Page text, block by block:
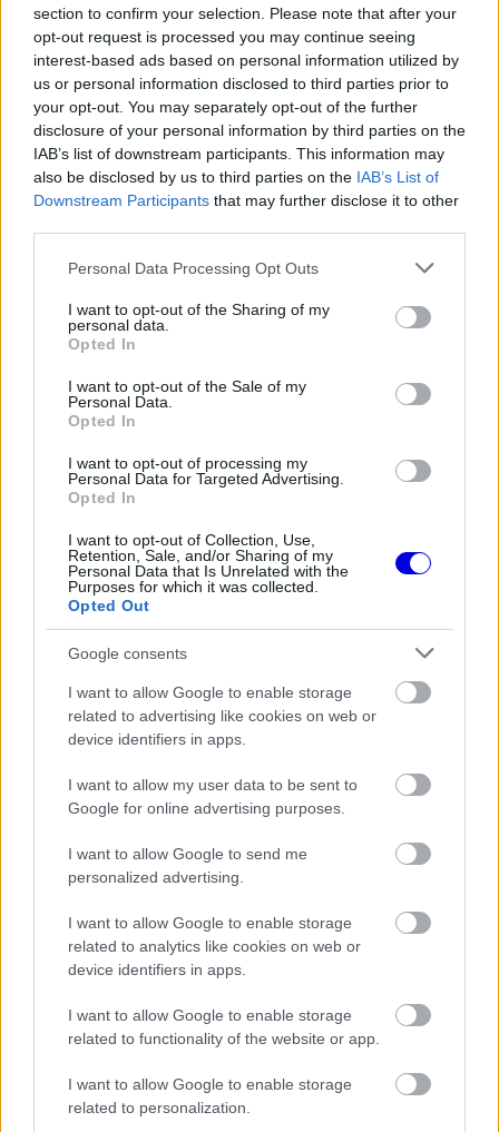
section to confirm your selection. Please note that after your
opt-out request is processed you may continue seeing
interest-based ads based on personal information utilized by
us or personal information disclosed to third parties prior to
your opt-out. You may separately opt-out of the further
disclosure of your personal information by third parties on the
IAB’s list of downstream participants. This information may
also be disclosed by us to third parties on the IAB’s List of
Downstream Participants that may further disclose it to other
Please note that this website/app uses one or more Google
not limited to your visit or usage behaviour. You may click to
grant or deny consent to Google and its third-party tags to
use your data for below specified purposes in below Google
consent section.
Personal Data Processing Opt Outs
I want to opt-out of the Sharing of my
personal data.
Opted In
I want to opt-out of the Sale of my
Personal Data.
Opted In
I want to opt-out of processing my
Personal Data for Targeted Advertising.
Opted In
I want to opt-out of Collection, Use,
Retention, Sale, and/or Sharing of my
Personal Data that Is Unrelated with the
Purposes for which it was collected.
Opted Out
Google consents
I want to allow Google to enable storage
related to advertising like cookies on web or
device identifiers in apps.
I want to allow my user data to be sent to
Google for online advertising purposes.
I want to allow Google to send me
personalized advertising.
I want to allow Google to enable storage
related to analytics like cookies on web or
device identifiers in apps.
I want to allow Google to enable storage
related to functionality of the website or app.
I want to allow Google to enable storage
related to personalization.
körük után, azonos stint során végeztek
versenyszimulációt. Az ausztrál pilóta 1:34.771-
gyel kezdte a hosszú etapot, míg Verstappen
három tizeddel lassabb volt (1:35.082). A
folytatásban azonban a Red Bull versenyzője
bizonyult gyorsabbnak: átlagban 0,134
másodperccel előzte meg Piastrit köridőben.
EZEKET IS AJÁNLJUK
A Hondánál hisznek az áttörésben,
teljesen új motorral érkeznek a
miközben baljós árnyak vetülnek a
Holland Nagydíjra
FORMA-1
Ferrari Lewis Hamilton miatt
Helmut Marko, aRed Bullmotorsport-
legjobb péntekem itt Szingapúrban, már nem is
előreléptünk. Az időmérőn valószínűleg
századokon fog múlni minden. Max alapvetően
elégedett az autóval, bár még van néhány apróbb
finomítanivaló."
A kvalifikációs tempót illetően Verstappennek még